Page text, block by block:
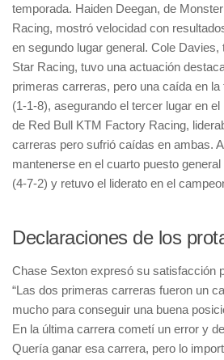
temporada. Haiden Deegan, de
Racing, mostró velocidad con
en segundo lugar general. Cole Davies,
Star Racing, tuvo una actuación
primeras carreras, pero una caída en
(1-1-8), asegurando el tercer lugar en
de Red Bull KTM Factory Racing,
carreras pero sufrió caídas en ambas.
mantenerse en el cuarto puesto
(4-7-2) y retuvo el liderato en el
Declaraciones de los
Chase Sexton expresó su satisfacción
“Las dos primeras carreras fueron un
mucho para conseguir una buena
En la última carrera cometí un error y
Quería ganar esa carrera, pero lo